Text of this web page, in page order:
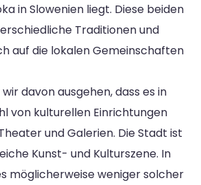
in Slowenien liegt. Diese beiden
Traditionen und
auf die lokalen Gemeinschaften
davon ausgehen, dass es in
von kulturellen Einrichtungen
und Galerien. Die Stadt ist
Kunst- und Kulturszene. In
möglicherweise weniger solcher